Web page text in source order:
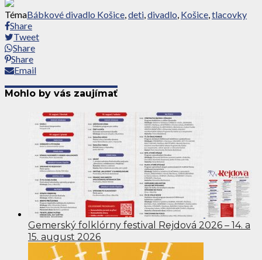
TémaBábkové divadlo Košice,deti,divadlo, Košice,tlacovky
Share
Tweet
Share
Share
Email
Mohlo by vás zaujímať
Gemerský folklórny festival Rejdová 2026 – 14. a
15. august 2026